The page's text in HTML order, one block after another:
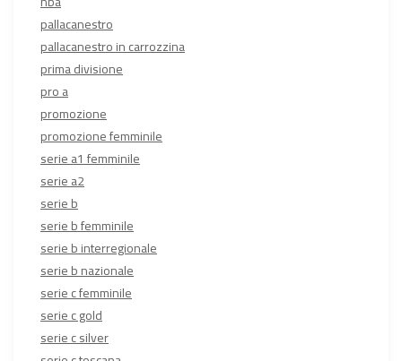
pallacanestro
pallacanestro in carrozzina
prima divisione
pro a
promozione
promozione femminile
serie a1 femminile
serie a2
serie b
serie b femminile
serie b interregionale
serie b nazionale
serie c femminile
serie c gold
serie c silver